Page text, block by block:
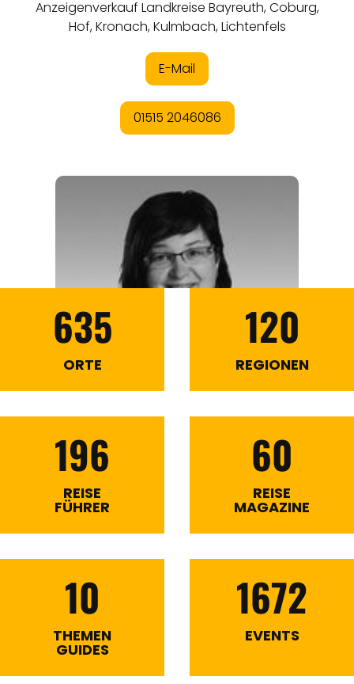
635
ORTE
120
REGIONEN
196
REISE
FÜHRER
60
REISE
MAGAZINE
10
THEMEN
GUIDES
1672
EVENTS